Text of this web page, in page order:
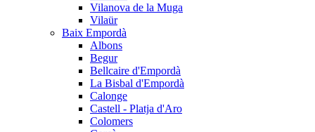
Vilanova de la Muga
Vilaür
Baix Empordà
Albons
Begur
Bellcaire d'Empordà
La Bisbal d'Empordà
Calonge
Castell - Platja d'Aro
Colomers